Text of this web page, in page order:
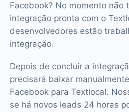
Facebook? No momento não
integração pronta com o
desenvolvedores estão
integração.
Depois de concluir a
precisará baixar
Facebook para Textlocal.
se há novos leads 24 horas